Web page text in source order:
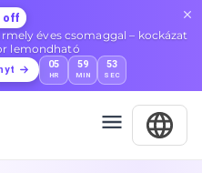
off
éves csomaggal – kockázat
lemondható
05
HR
59
MIN
52
SEC